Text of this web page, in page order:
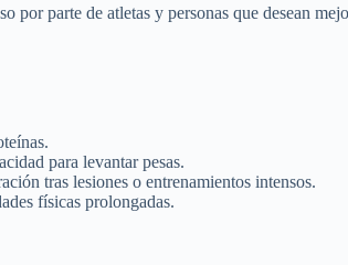
por parte de atletas y personas que desean
para levantar pesas.
tras lesiones o entrenamientos intensos.
físicas prolongadas.